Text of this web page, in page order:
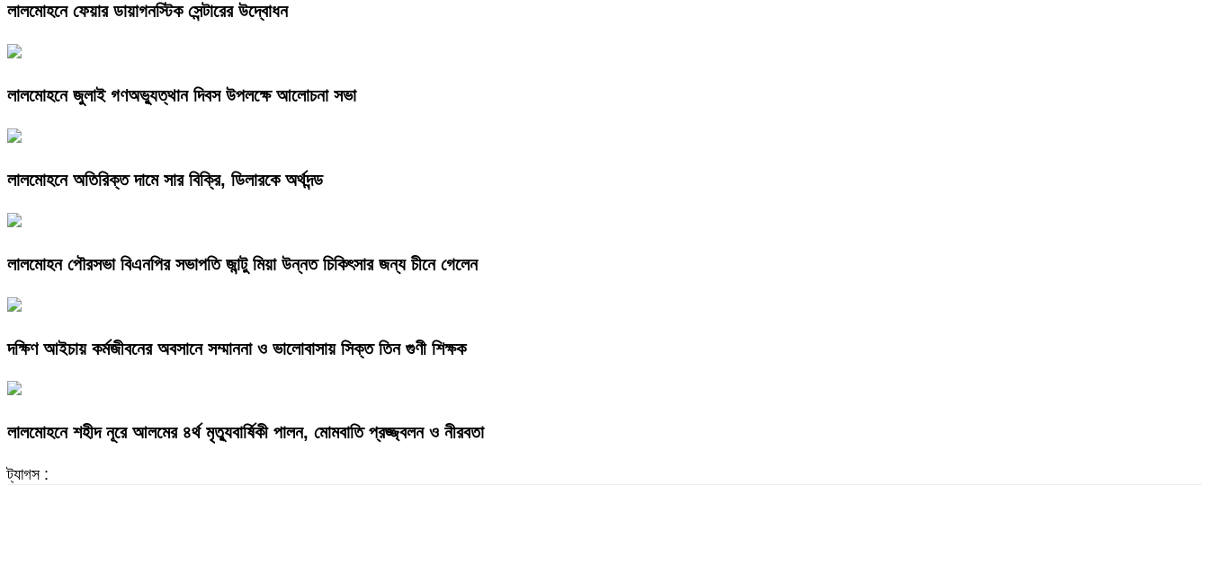
লালমোহনে ফেয়ার ডায়াগনস্টিক সেন্টারের উদ্বোধন
লালমোহনে জুলাই গণঅভ্যুত্থান দিবস উপলক্ষে আলোচনা সভা
লালমোহনে অতিরিক্ত দামে সার বিক্রি, ডিলারকে অর্থদন্ড
লালমোহন পৌরসভা বিএনপির সভাপতি জান্টু মিয়া উন্নত চিকিৎসার জন্য চীনে গেলেন
দক্ষিণ আইচায় কর্মজীবনের অবসানে সম্মাননা ও ভালোবাসায় সিক্ত তিন গুণী শিক্ষক
লালমোহনে শহীদ নূরে আলমের ৪র্থ মৃত্যুবার্ষিকী পালন, মোমবাতি প্রজ্জ্বলন ও নীরবতা
ট্যাগস :